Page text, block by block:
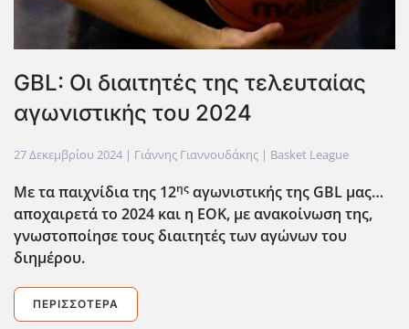
GBL: Οι διαιτητές της τελευταίας
αγωνιστικής του 2024
27 Δεκεμβρίου 2024 | Γιάννης Γιαννουδάκης | Basket League
Με τα παιχνίδια της 12ης αγωνιστικής της GBL μας…
αποχαιρετά το 2024 και η ΕΟΚ, με ανακοίνωση της,
γνωστοποίησε τους διαιτητές των αγώνων του
διημέρου.
ΠΕΡΙΣΣΌΤΕΡΑ